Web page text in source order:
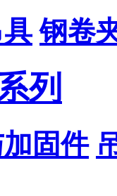
钢卷
列
固件